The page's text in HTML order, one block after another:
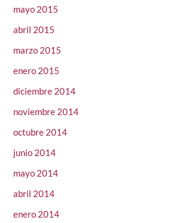
mayo 2015
abril 2015
marzo 2015
enero 2015
diciembre 2014
noviembre 2014
octubre 2014
junio 2014
mayo 2014
abril 2014
enero 2014